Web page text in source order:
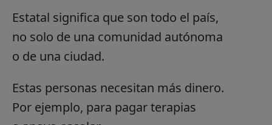
Estatal significa que son todo el país,
no solo de una comunidad autónoma
o de una ciudad.
Estas personas necesitan más dinero.
Por ejemplo, para pagar terapias